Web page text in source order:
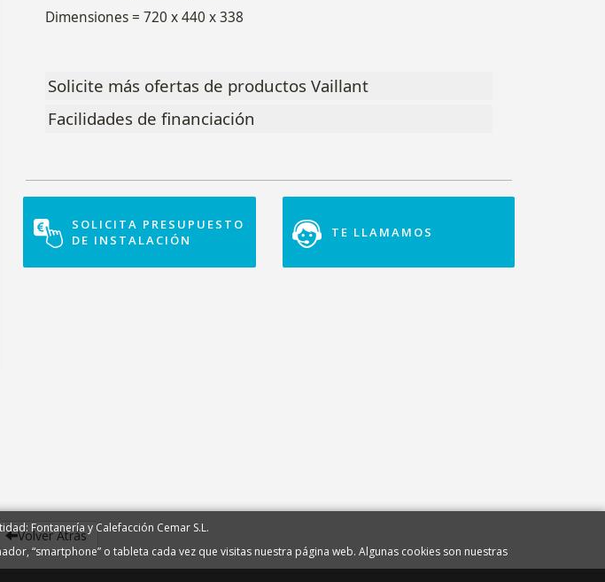
Dimensiones = 720 x 440 x 338
Solicite más ofertas de productos Vaillant
Facilidades de financiación
SOLICITA PRESUPUESTO
DE INSTALACIÓN
TE LLAMAMOS
Volver Atrás
Fontanería y Calefacción Cemar S.L.
“smartphone” o tableta cada vez que visitas nuestra página web. Algunas cookies son nuestras